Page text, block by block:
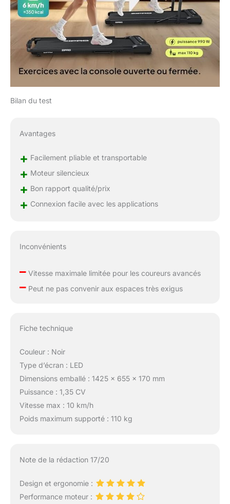
Bilan du test
Avantages
+ Facilement pliable et transportable
+ Moteur silencieux
+ Bon rapport qualité/prix
+ Connexion facile avec les applications
Inconvénients
–Vitesse maximale limitée pour les coureurs avancés
–Peut ne pas convenir aux espaces très exigus
Fiche technique
Couleur : Noir
Type d’écran : LED
Dimensions emballé : 1425 x 655 x 170 mm
Puissance : 1,35 CV
Vitesse max : 10 km/h
Poids maximum supporté : 110 kg
Note de la rédaction 17/20
Design et ergonomie :
Performance moteur :